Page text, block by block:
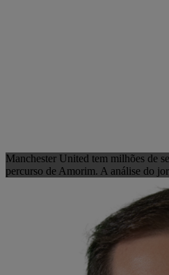
Manchester United tem milhões de
percurso de Amorim. A análise do